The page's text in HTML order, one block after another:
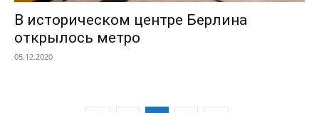
В историческом центре Берлина
открылось метро
05.12.2020